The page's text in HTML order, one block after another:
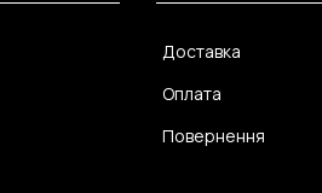
Доставка
Оплата
Повернення